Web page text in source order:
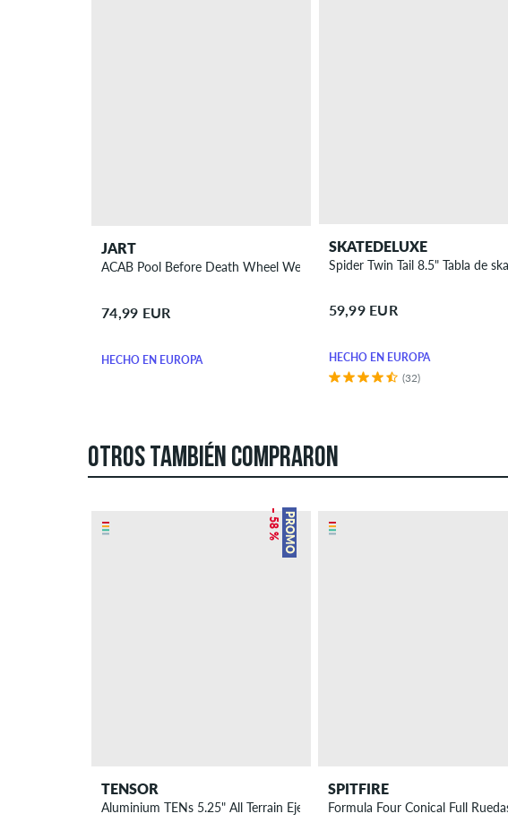
JART
ACAB Pool Before Death Wheel Wells 9" Tabla de skate
74,99 EUR
HECHO EN EUROPA
SKATEDELUXE
Spider Twin Tail 8.5" Tabla de
59,99 EUR
HECHO EN EUROPA
(32)
OTROS TAMBIÉN COMPRARON
PROMO
– 58 %
TENSOR
Aluminium TENs 5.25" All Terrain Eje Pack de 2 8"
SPITFIRE
Formula Four Conical Full